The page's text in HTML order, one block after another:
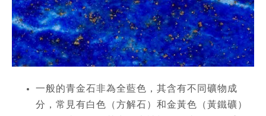
一般的青金石非為全藍色，其含有不同礦物成
分，常見有白色（方解石）和金黃色（黃鐵礦）